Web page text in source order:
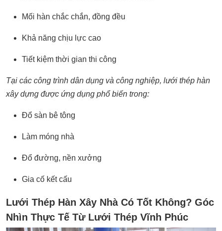
Mối hàn chắc chắn, đồng đều
Khả năng chịu lực cao
Tiết kiệm thời gian thi công
Tại các công trình dân dụng và công nghiệp, lưới thép hàn
xây dựng được ứng dụng phổ biến trong:
Đổ sàn bê tông
Làm móng nhà
Đổ đường, nền xưởng
Gia cố kết cấu
Lưới Thép Hàn Xây Nhà Có Tốt Không? Góc
Nhìn Thực Tế Từ Lưới Thép Vĩnh Phúc